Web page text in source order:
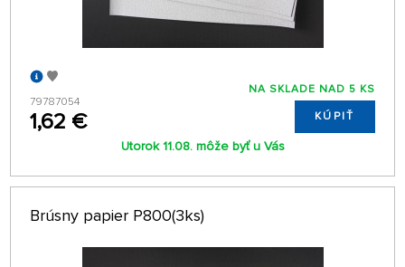
79787054
1,62 €
NA SKLADE NAD 5 KS
KÚPIŤ
Utorok 11.08. môže byť u Vás
Brúsny papier P800(3ks)